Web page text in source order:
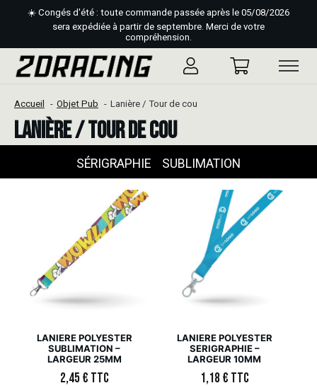
☀️ Congés d'été : toute commande passée après le 05/08/2026
sera expédiée à partir de septembre. Merci de votre
compréhension.
Accueil Objet Pub Lanière / Tour de cou
Lanière / Tour de cou
SÉRIGRAPHIE SUBLIMATION
LANIERE POLYESTER
SUBLIMATION –
LARGEUR 25MM
2,45€ TTC
LANIERE POLYESTER
SERIGRAPHIE –
LARGEUR 10MM
1,18€ TTC